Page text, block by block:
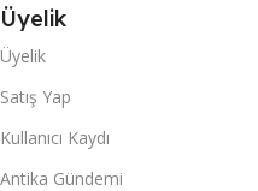
Üyelik
Üyelik
Satış Yap
Kullanıcı Kaydı
Antika Gündemi